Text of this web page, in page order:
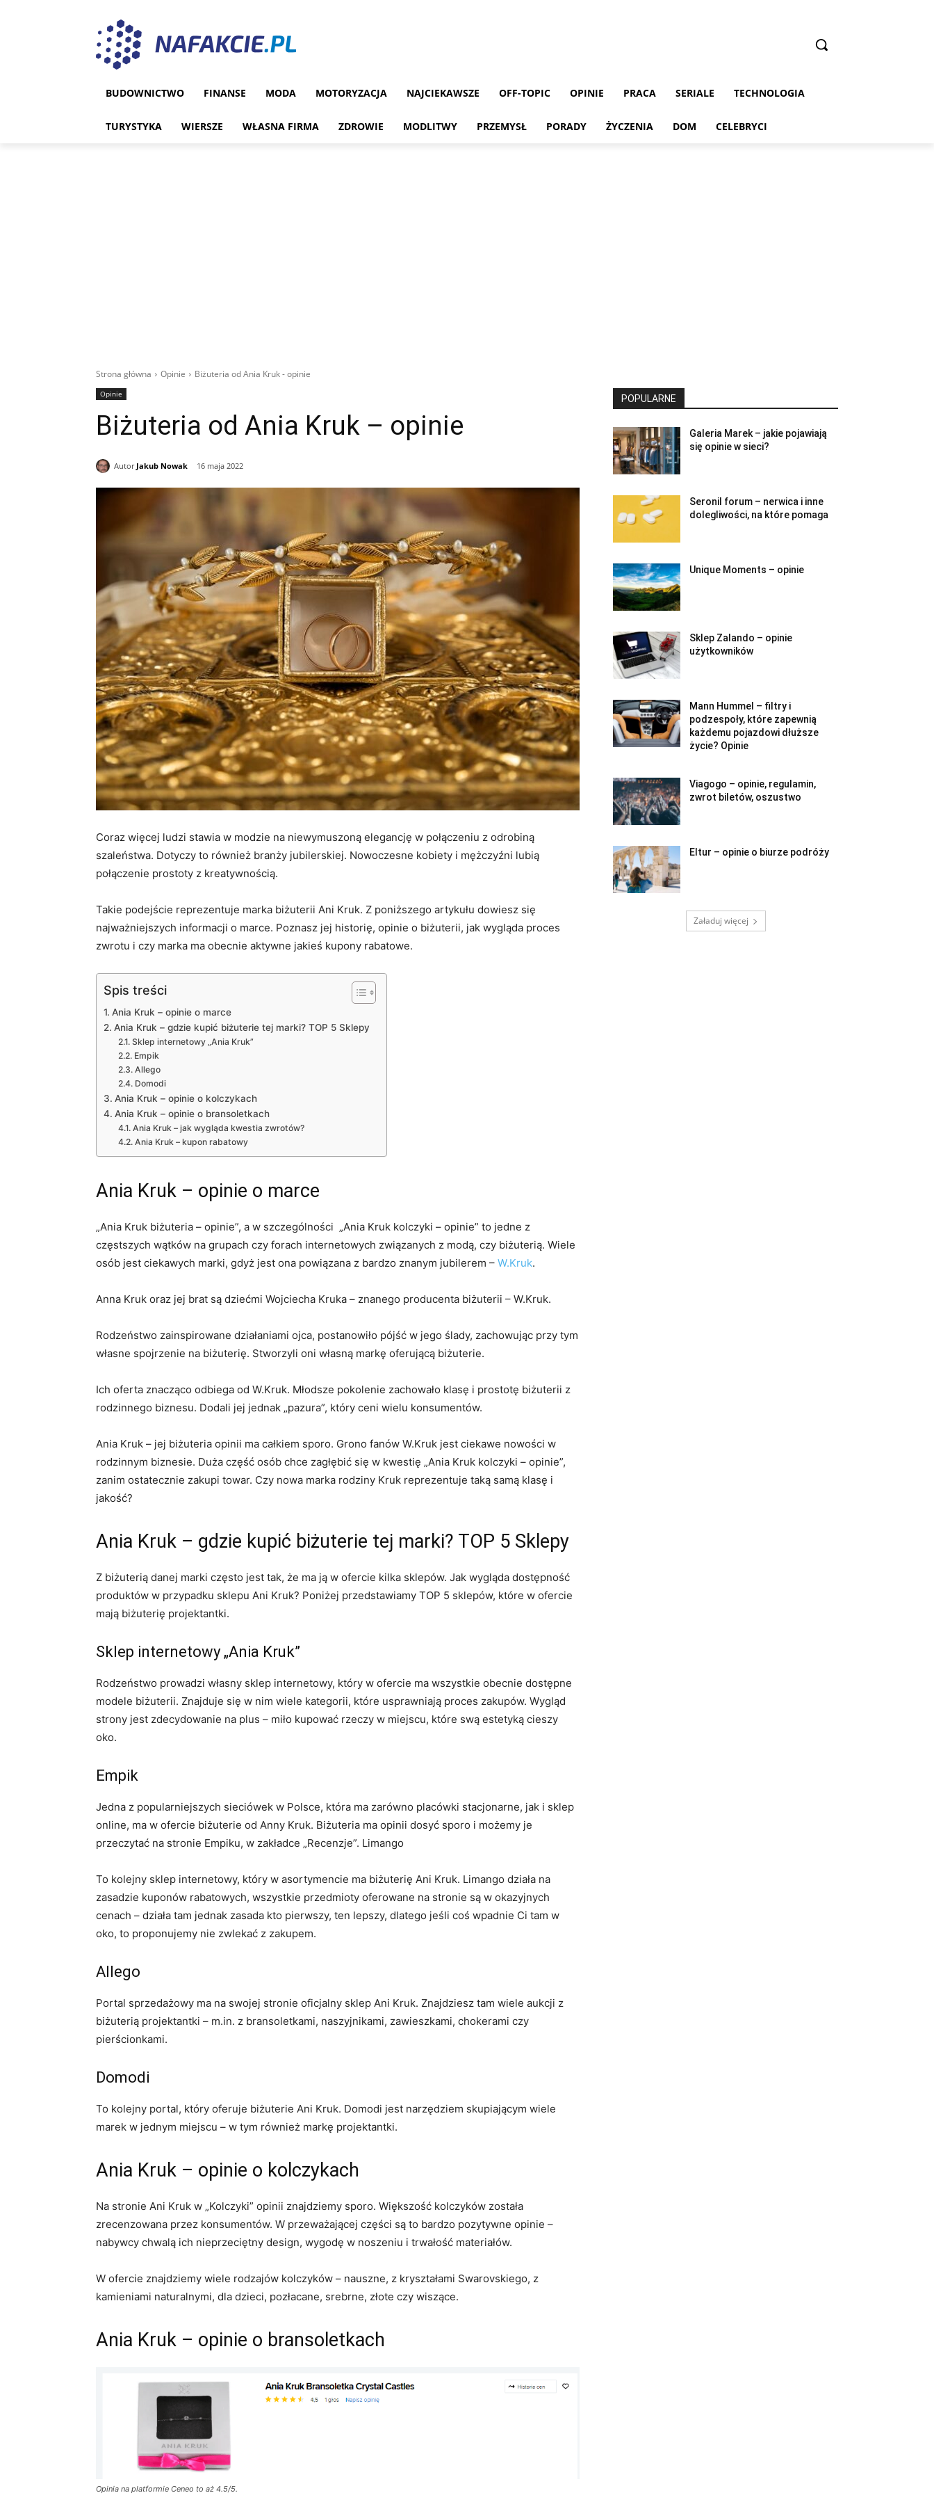
BUDOWNICTWO FINANSE MODA MOTORYZACJA NAJCIEKAWSZE OFF-TOPIC OPINIE PRACA SERIALE TECHNOLOGIA
TURYSTYKA WIERSZE WŁASNA FIRMA ZDROWIE MODLITWY PRZEMYSŁ PORADY ŻYCZENIA DOM CELEBRYCI
Strona główna Opinie Biżuteria od Ania Kruk - opinie
Opinie
Biżuteria od Ania Kruk – opinie
Autor Jakub Nowak 16 maja 2022
Coraz więcej ludzi stawia w modzie na niewymuszoną elegancję w połączeniu z odrobiną
szaleństwa. Dotyczy to również branży jubilerskiej. Nowoczesne kobiety i mężczyźni lubią
połączenie prostoty z kreatywnością.
Takie podejście reprezentuje marka biżuterii Ani Kruk. Z poniższego artykułu dowiesz się
najważniejszych informacji o marce. Poznasz jej historię, opinie o biżuterii, jak wygląda proces
zwrotu i czy marka ma obecnie aktywne jakieś kupony rabatowe.
Spis treści
Ania Kruk – opinie o marce
Ania Kruk – gdzie kupić biżuterie tej marki? TOP 5 Sklepy
Sklep internetowy „Ania Kruk”
Empik
Allego
Domodi
Ania Kruk – opinie o kolczykach
Ania Kruk – opinie o bransoletkach
Ania Kruk – jak wygląda kwestia zwrotów?
Ania Kruk – kupon rabatowy
Ania Kruk – opinie o marce
„Ania Kruk biżuteria – opinie”, a w szczególności „Ania Kruk kolczyki – opinie” to jedne z
częstszych wątków na grupach czy forach internetowych związanych z modą, czy biżuterią. Wiele
osób jest ciekawych marki, gdyż jest ona powiązana z bardzo znanym jubilerem – W.Kruk.
Anna Kruk oraz jej brat są dziećmi Wojciecha Kruka – znanego producenta biżuterii – W.Kruk.
Rodzeństwo zainspirowane działaniami ojca, postanowiło pójść w jego ślady, zachowując przy tym
własne spojrzenie na biżuterię. Stworzyli oni własną markę oferującą biżuterie.
Ich oferta znacząco odbiega od W.Kruk. Młodsze pokolenie zachowało klasę i prostotę biżuterii z
rodzinnego biznesu. Dodali jej jednak „pazura”, który ceni wielu konsumentów.
Ania Kruk – jej biżuteria opinii ma całkiem sporo. Grono fanów W.Kruk jest ciekawe nowości w
rodzinnym biznesie. Duża część osób chce zagłębić się w kwestię „Ania Kruk kolczyki – opinie”,
zanim ostatecznie zakupi towar. Czy nowa marka rodziny Kruk reprezentuje taką samą klasę i
jakość?
Ania Kruk – gdzie kupić biżuterie tej marki? TOP 5 Sklepy
Z biżuterią danej marki często jest tak, że ma ją w ofercie kilka sklepów. Jak wygląda dostępność
produktów w przypadku sklepu Ani Kruk? Poniżej przedstawiamy TOP 5 sklepów, które w ofercie
mają biżuterię projektantki.
Sklep internetowy „Ania Kruk”
Rodzeństwo prowadzi własny sklep internetowy, który w ofercie ma wszystkie obecnie dostępne
modele biżuterii. Znajduje się w nim wiele kategorii, które usprawniają proces zakupów. Wygląd
strony jest zdecydowanie na plus – miło kupować rzeczy w miejscu, które swą estetyką cieszy
oko.
Empik
Jedna z popularniejszych sieciówek w Polsce, która ma zarówno placówki stacjonarne, jak i sklep
online, ma w ofercie biżuterie od Anny Kruk. Biżuteria ma opinii dosyć sporo i możemy je
przeczytać na stronie Empiku, w zakładce „Recenzje”. Limango
To kolejny sklep internetowy, który w asortymencie ma biżuterię Ani Kruk. Limango działa na
zasadzie kuponów rabatowych, wszystkie przedmioty oferowane na stronie są w okazyjnych
cenach – działa tam jednak zasada kto pierwszy, ten lepszy, dlatego jeśli coś wpadnie Ci tam w
oko, to proponujemy nie zwlekać z zakupem.
Allego
Portal sprzedażowy ma na swojej stronie oficjalny sklep Ani Kruk. Znajdziesz tam wiele aukcji z
biżuterią projektantki – m.in. z bransoletkami, naszyjnikami, zawieszkami, chokerami czy
pierścionkami.
Domodi
To kolejny portal, który oferuje biżuterie Ani Kruk. Domodi jest narzędziem skupiającym wiele
marek w jednym miejscu – w tym również markę projektantki.
Ania Kruk – opinie o kolczykach
Na stronie Ani Kruk w „Kolczyki” opinii znajdziemy sporo. Większość kolczyków została
zrecenzowana przez konsumentów. W przeważającej części są to bardzo pozytywne opinie –
nabywcy chwalą ich nieprzeciętny design, wygodę w noszeniu i trwałość materiałów.
W ofercie znajdziemy wiele rodzajów kolczyków – nauszne, z kryształami Swarovskiego, z
kamieniami naturalnymi, dla dzieci, pozłacane, srebrne, złote czy wiszące.
Ania Kruk – opinie o bransoletkach
Opinia na platformie Ceneo to aż 4.5/5.
POPULARNE
Galeria Marek – jakie pojawiają
się opinie w sieci?
Seronil forum – nerwica i inne
dolegliwości, na które pomaga
Unique Moments – opinie
Sklep Zalando – opinie
użytkowników
Mann Hummel – filtry i
podzespoły, które zapewnią
każdemu pojazdowi dłuższe
życie? Opinie
Viagogo – opinie, regulamin,
zwrot biletów, oszustwo
Eltur – opinie o biurze podróży
Załaduj więcej